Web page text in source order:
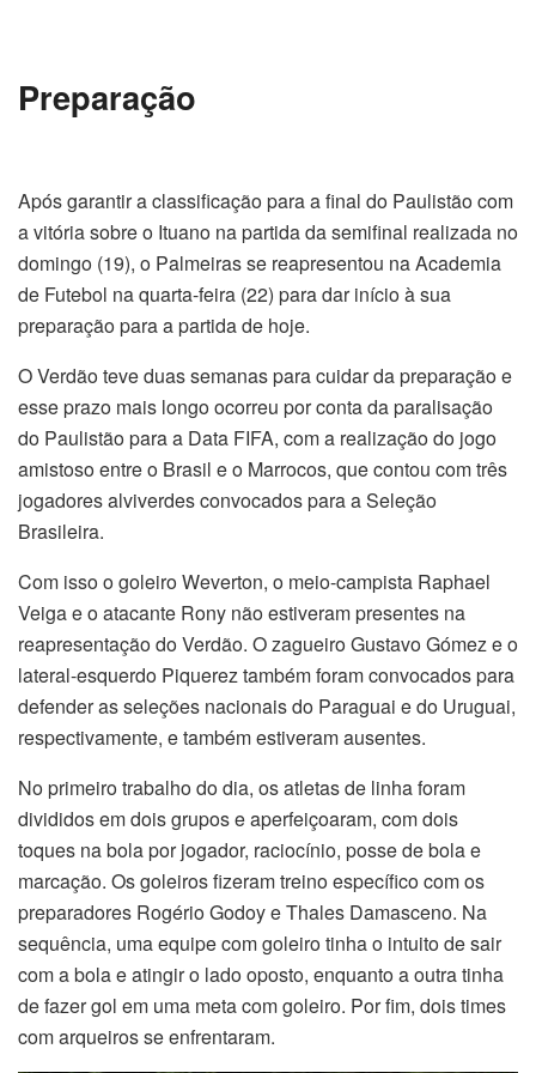
Preparação
Após garantir a classificação para a final do Paulistão com
a vitória sobre o Ituano na partida da semifinal realizada no
domingo (19), o Palmeiras se reapresentou na Academia
de Futebol na quarta-feira (22) para dar início à sua
preparação para a partida de hoje.
O Verdão teve duas semanas para cuidar da preparação e
esse prazo mais longo ocorreu por conta da paralisação
do Paulistão para a Data FIFA, com a realização do jogo
amistoso entre o Brasil e o Marrocos, que contou com três
jogadores alviverdes convocados para a Seleção
Brasileira.
Com isso o goleiro Weverton, o meio-campista Raphael
Veiga e o atacante Rony não estiveram presentes na
reapresentação do Verdão. O zagueiro Gustavo Gómez e o
lateral-esquerdo Piquerez também foram convocados para
defender as seleções nacionais do Paraguai e do Uruguai,
respectivamente, e também estiveram ausentes.
No primeiro trabalho do dia, os atletas de linha foram
divididos em dois grupos e aperfeiçoaram, com dois
toques na bola por jogador, raciocínio, posse de bola e
marcação. Os goleiros fizeram treino específico com os
preparadores Rogério Godoy e Thales Damasceno. Na
sequência, uma equipe com goleiro tinha o intuito de sair
com a bola e atingir o lado oposto, enquanto a outra tinha
de fazer gol em uma meta com goleiro. Por fim, dois times
com arqueiros se enfrentaram.